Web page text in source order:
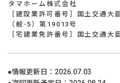
タマホーム株式会社
［建設業許可番号］国土交通
（般-5）第19013号
［宅建業免許番号］国土交通大
●情報更新日： 2026.07.03